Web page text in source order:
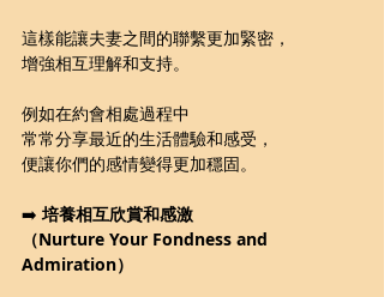
這樣能讓夫妻之間的聯繫更加緊密，
增強相互理解和支持。
例如在約會相處過程中
常常分享最近的生活體驗和感受，
便讓你們的感情變得更加穩固。
➡️ 培養相互欣賞和感激
（Nurture Your Fondness and
Admiration）